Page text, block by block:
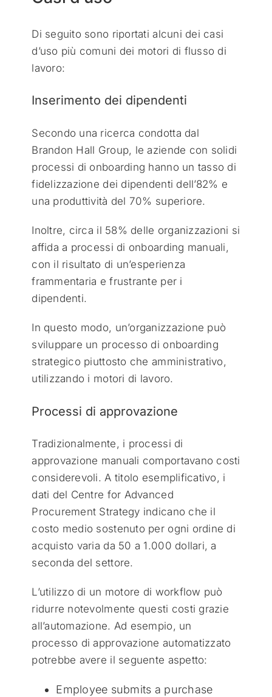
Di seguito sono riportati alcuni dei casi
d’uso più comuni dei motori di flusso di
lavoro:
Inserimento dei dipendenti
Secondo una ricerca condotta dal
Brandon Hall Group, le aziende con solidi
processi di onboarding hanno un tasso di
fidelizzazione dei dipendenti dell’82% e
una produttività del 70% superiore.
Inoltre, circa il 58% delle organizzazioni si
affida a processi di onboarding manuali,
con il risultato di un’esperienza
frammentaria e frustrante per i
dipendenti.
In questo modo, un’organizzazione può
sviluppare un processo di onboarding
strategico piuttosto che amministrativo,
utilizzando i motori di lavoro.
Processi di approvazione
Tradizionalmente, i processi di
approvazione manuali comportavano costi
considerevoli. A titolo esemplificativo, i
dati del Centre for Advanced
Procurement Strategy indicano che il
costo medio sostenuto per ogni ordine di
acquisto varia da 50 a 1.000 dollari, a
seconda del settore.
L’utilizzo di un motore di workflow può
ridurre notevolmente questi costi grazie
all’automazione. Ad esempio, un
processo di approvazione automatizzato
potrebbe avere il seguente aspetto:
Employee submits a purchase